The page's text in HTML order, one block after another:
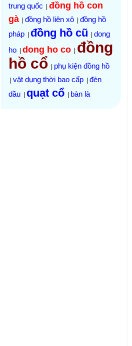
trung quốc
đồng hồ con
gà
đồng hồ liên xô
đồng hồ
pháp
đồng hồ cũ
dong
ho
dong ho co
đồng
hồ cổ
phụ kiện đồng hồ
vật dụng thời bao cấp
đèn
dầu
quạt cổ bàn là